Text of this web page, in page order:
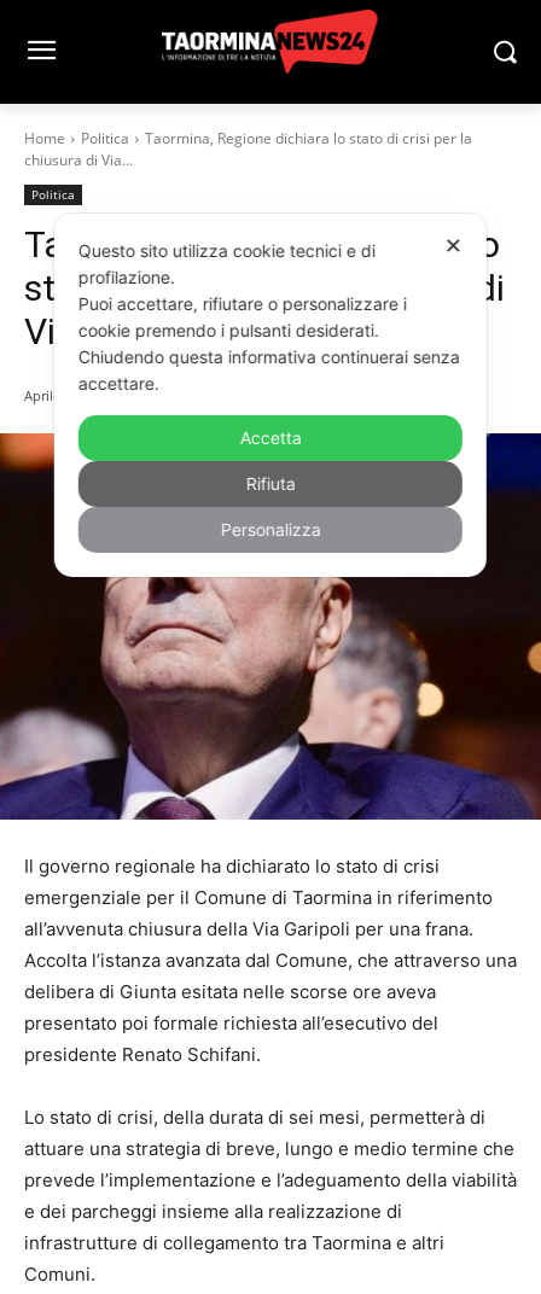
Home Politica
Taormina, Regione dichiara lo stato di crisi per la
chiusura di Via...
Politica
Taormina, Regione dichiara lo
stato di crisi per la chiusura di
Via Garipoli
Aprile 1, 2025
Il governo regionale ha dichiarato lo stato di crisi
emergenziale per il Comune di Taormina in riferimento
all’avvenuta chiusura della Via Garipoli per una frana.
Accolta l’istanza avanzata dal Comune, che attraverso una
delibera di Giunta esitata nelle scorse ore aveva
presentato poi formale richiesta all’esecutivo del
presidente Renato Schifani.
Lo stato di crisi, della durata di sei mesi, permetterà di
attuare una strategia di breve, lungo e medio termine che
prevede l’implementazione e l’adeguamento della viabilità
e dei parcheggi insieme alla realizzazione di
infrastrutture di collegamento tra Taormina e altri
Comuni.
✕
Questo sito utilizza cookie tecnici e di
profilazione.
Puoi accettare, rifiutare o personalizzare i
cookie premendo i pulsanti desiderati.
Chiudendo questa informativa continuerai senza
accettare.
Accetta
Rifiuta
Personalizza